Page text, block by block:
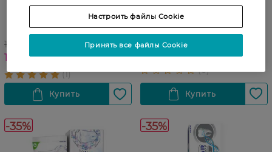
Зубная паста Sensodyne
161,99 ГРН
121,49 ГРН
Зубная паста Sensodyne
Клиническое
Восстановление 75 мл
-35% -35%
Настроить файлы Cookie
Принять все файлы Cookie